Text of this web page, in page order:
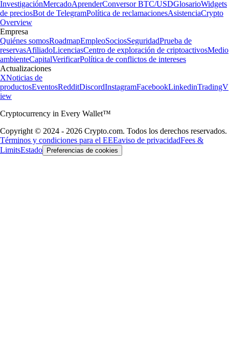
InvestigaciónMercadoAprenderConversor BTC/USDGlosarioWidgets
de preciosBot de TelegramPolítica de reclamacionesAsistenciaCrypto
Overview
Empresa
Quiénes somosRoadmapEmpleoSociosSeguridadPrueba de
reservasAfiliadoLicenciasCentro de exploración de criptoactivosMedio
ambienteCapitalVerificarPolítica de conflictos de intereses
Actualizaciones
XNoticias de
productosEventosRedditDiscordInstagramFacebookLinkedinTradingV
iew
Cryptocurrency in Every Wallet™
Copyright © 2024 - 2026 Crypto.com. Todos los derechos reservados.
Términos y condiciones para el EEEaviso de privacidadFees &
LimitsEstado Preferencias de cookies